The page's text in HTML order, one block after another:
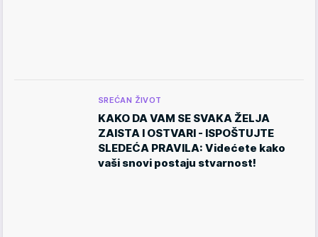
SREĆAN ŽIVOT
KAKO DA VAM SE SVAKA ŽELJA
ZAISTA I OSTVARI - ISPOŠTUJTE
SLEDEĆA PRAVILA: Videćete kako
vaši snovi postaju stvarnost!